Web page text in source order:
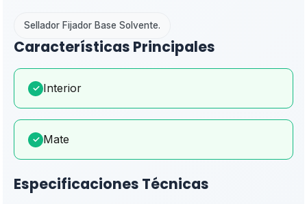
Sellador Fijador Base Solvente.
Características Principales
✓ Interior
✓ Mate
Especificaciones Técnicas